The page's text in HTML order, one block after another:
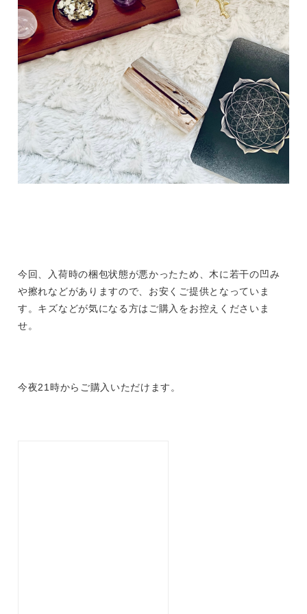
今回、入荷時の梱包状態が悪かったため、木に若干の凹み
や擦れなどがありますので、お安くご提供となっていま
す。キズなどが気になる方はご購入をお控えくださいま
せ。
今夜21時からご購入いただけます。